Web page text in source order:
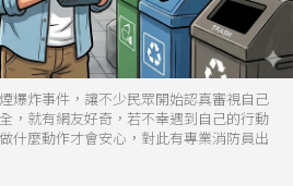
爆炸事件，讓不少民眾開始認真審視自己
，就有網友好奇，若不幸遇到自己的行動
什麼動作才會安心，對此有專業消防員出